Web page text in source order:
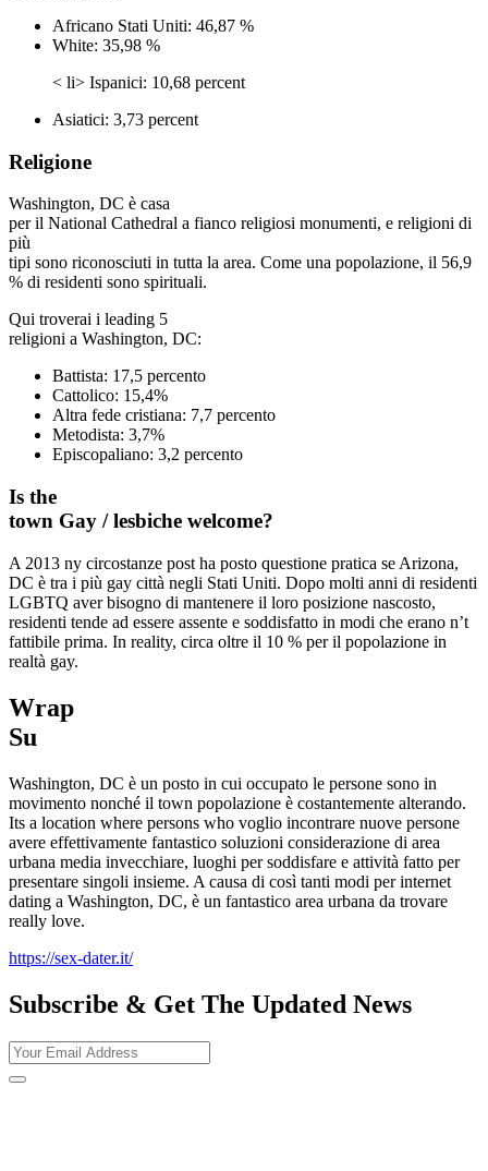
Africano Stati Uniti: 46,87 %
White: 35,98 %
< li> Ispanici: 10,68 percent
Asiatici: 3,73 percent
Religione
Washington, DC è casa
per il National Cathedral a fianco religiosi monumenti, e religioni di
più
tipi sono riconosciuti in tutta la area. Come una popolazione, il 56,9
% di residenti sono spirituali.
Qui troverai i leading 5
religioni a Washington, DC:
Battista: 17,5 percento
Cattolico: 15,4%
Altra fede cristiana: 7,7 percento
Metodista: 3,7%
Episcopaliano: 3,2 percento
Is the
town Gay / lesbiche welcome?
A 2013 ny circostanze post ha posto questione pratica se Arizona,
DC è tra i più gay città negli Stati Uniti. Dopo molti anni di residenti
LGBTQ aver bisogno di mantenere il loro posizione nascosto,
residenti tende ad essere assente e soddisfatto in modi che erano n’t
fattibile prima. In reality, circa oltre il 10 % per il popolazione in
realtà gay.
Wrap
Su
Washington, DC è un posto in cui occupato le persone sono in
movimento nonché il town popolazione è costantemente alterando.
Its a location where persons who voglio incontrare nuove persone
avere effettivamente fantastico soluzioni considerazione di area
urbana media invecchiare, luoghi per soddisfare e attività fatto per
presentare singoli insieme. A causa di così tanti modi per internet
dating a Washington, DC, è un fantastico area urbana da trovare
really love.
https://sex-dater.it/
Subscribe & Get The Updated News